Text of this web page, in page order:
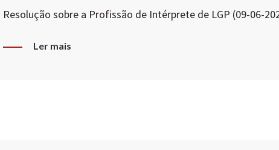
Resolução sobre a Profissão de Intérprete de LGP (09-06-
Ler mais